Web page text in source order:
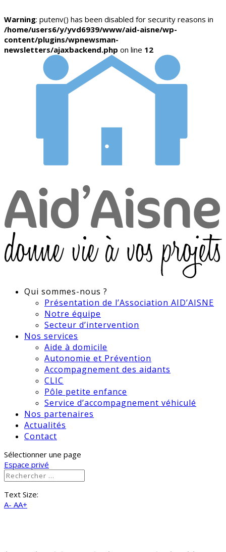
Warning: putenv() has been disabled for security reasons in
/home/users6/y/yvd6939/www/aid-aisne/wp-
content/plugins/wpnewsman-
newsletters/ajaxbackend.php on line 12
Qui sommes-nous ?
Présentation de l’Association AID’AISNE
Notre équipe
Secteur d’intervention
Nos services
Aide à domicile
Autonomie et Prévention
Accompagnement des aidants
CLIC
Pôle petite enfance
Service d’accompagnement véhiculé
Nos partenaires
Actualités
Contact
Sélectionner une page
Espace privé
Text Size:
A- AA+